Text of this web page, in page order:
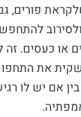
פורים,
או כעסים. זה
בשקית את
אם יש לו